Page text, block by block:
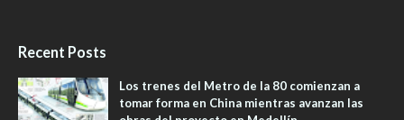
Recent Posts
Los trenes del Metro de la 80 comienzan a
tomar forma en China mientras avanzan las